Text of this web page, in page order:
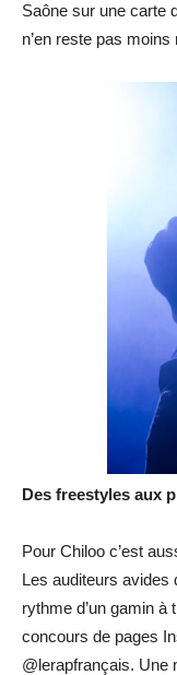
Saône sur une carte
n’en reste pas
Des freestyles aux
Pour Chiloo c’est
Les auditeurs avides
rythme d’un gamin
concours de pages
@lerapfrançais. Une